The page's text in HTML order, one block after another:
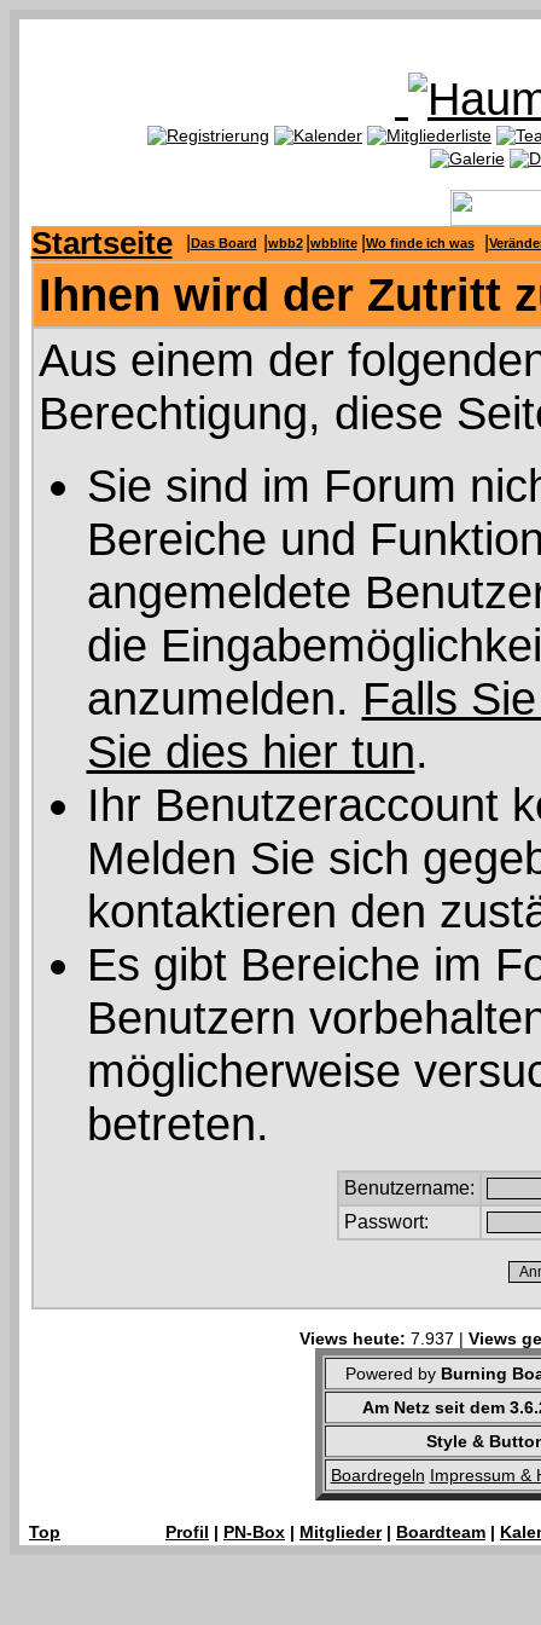
Startseite Das Board wbb2 wbblite Wo finde ich was
Ihnen wird der Zutritt
Aus einem der
Berechtigung, diese
Sie sind im Forum
Bereiche und
angemeldete
die
anzumelden. Falls
Sie dies hier tun.
Ihr Benutzeraccount
Melden Sie sich
kontaktieren den
Es gibt Bereiche im
Benutzern
möglicherweise
betreten.
Benutzername:
Passwort:
Views heute: 7.937 | Views
Powered by Burning
Am Netz seit dem
Style &
Boardregeln Impressum &
Top Profil | PN-Box | Mitglieder| Boardteam |